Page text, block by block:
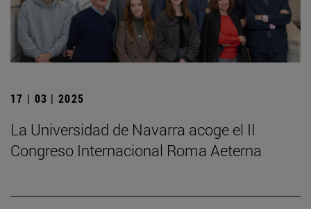
17 | 03 | 2025
La Universidad de Navarra acoge el II
Congreso Internacional Roma Aeterna